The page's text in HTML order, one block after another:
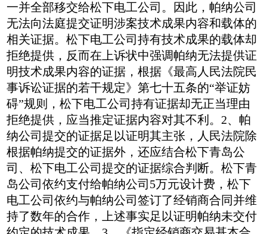
一并全部移交给松下电工公司。因此，帕纳公司
无法向法庭提交证明涉案技术成果内容和载体的
相关证据。松下电工公司持有技术成果的载体却
拒绝提供，反而在上诉状中强调帕纳无法提供证
明技术成果内容的证据，根据《最高人民法院民
事诉讼证据的若干规定》第七十五条的“举证妨
碍”规则，松下电工公司持有证据却无正当理由
拒绝提供，应当推定证据内容对其不利。2、帕
纳公司提交的证据足以证明其主张，人民法院除
根据帕纳提交的证据外，还应结合松下青岛公
司、松下电工公司提交的证据综合判断。松下青
岛公司依约支付给帕纳公司5万元设计费，松下
电工公司依约与帕纳公司签订了经销商合同并维
持了数年的合作，上述事实足以证明帕纳未交付